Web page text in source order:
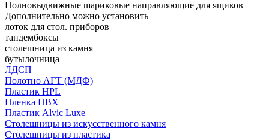
Полновыдвижные шариковые направляющие для ящиков
Дополнительно можно установить
лоток для стол. приборов
тандембоксы
столешница из камня
бутылочница
ЛДСП
Полотно АГТ (МДФ)
Пластик HPL
Пленка ПВХ
Пластик Alvic Luxe
Столешницы из искусственного камня
Столешницы из пластика